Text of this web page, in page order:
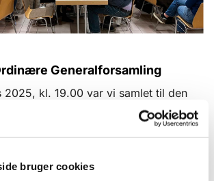
bruger cookies
Generalforsamling
2025, kl. 19.00 var vi samlet til den
Der blev, traditionen tro
til de 22 fremmødte gæster,
her.